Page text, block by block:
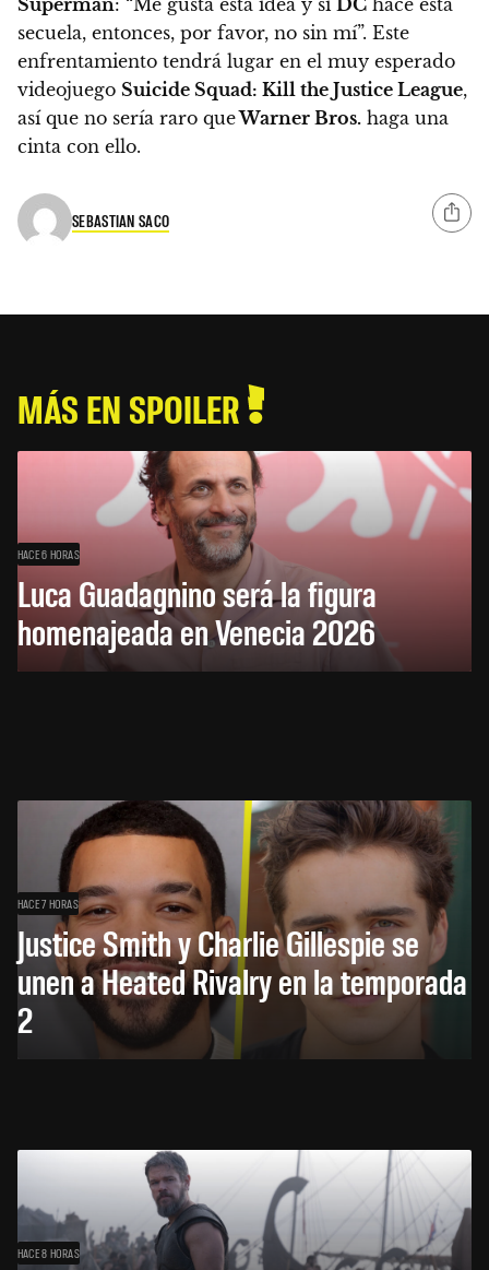
secuela, entonces, por favor, no sin mí”. Este
enfrentamiento tendrá lugar en el muy esperado
videojuego Suicide Squad: Kill the Justice League,
así que no sería raro queWarner Bros. haga una
cinta con ello.
SEBASTIAN SACO
MÁS EN SPOILER
HACE 6 HORAS
Luca Guadagnino será la figura
homenajeada en Venecia 2026
HACE 7 HORAS
Justice Smith y Charlie Gillespie se
unen a Heated Rivalry en la temporada
2
HACE 8 HORAS